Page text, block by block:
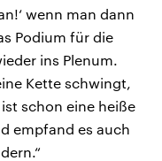
wenn man dann
Podium für die
ins Plenum.
Kette schwingt,
schon eine heiße
empfand es auch